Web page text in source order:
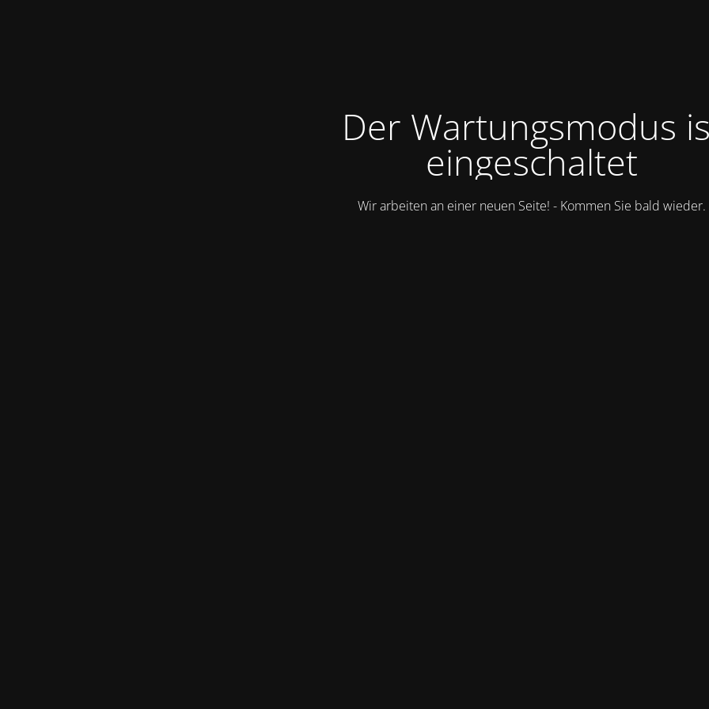
Der Wartungsmodus
eingeschaltet
Wir arbeiten an einer neuen Seite! - Kommen Sie bald wieder.